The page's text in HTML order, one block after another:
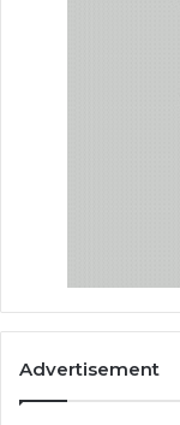
Advertisement